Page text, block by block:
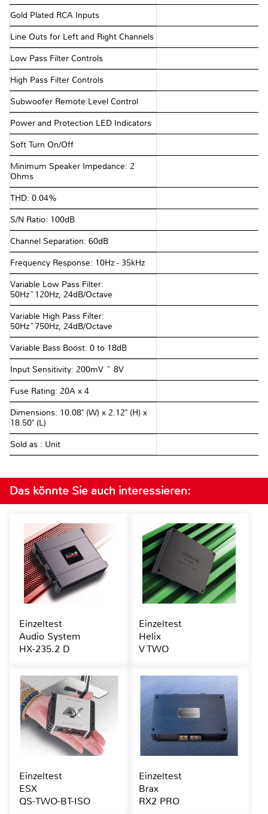
Gold Plated RCA Inputs
Line Outs for Left and Right Channels
Low Pass Filter Controls
High Pass Filter Controls
Subwoofer Remote Level Control
Power and Protection LED Indicators
Soft Turn On/Off
Minimum Speaker Impedance: 2
Ohms
THD: 0.04%
S/N Ratio: 100dB
Channel Separation: 60dB
Frequency Response: 10Hz - 35kHz
Variable Low Pass Filter:
50Hz~120Hz, 24dB/Octave
Variable High Pass Filter:
50Hz~750Hz, 24dB/Octave
Variable Bass Boost: 0 to 18dB
Input Sensitivity: 200mV ~ 8V
Fuse Rating: 20A x 4
Dimensions: 10.08" (W) x 2.12" (H) x
18.50" (L)
Sold as : Unit
Das könnte Sie auch interessieren:
Einzeltest
Audio System
HX-235.2 D
Einzeltest
Helix
V TWO
Einzeltest
ESX
QS-TWO-BT-ISO
Einzeltest
Brax
RX2 PRO